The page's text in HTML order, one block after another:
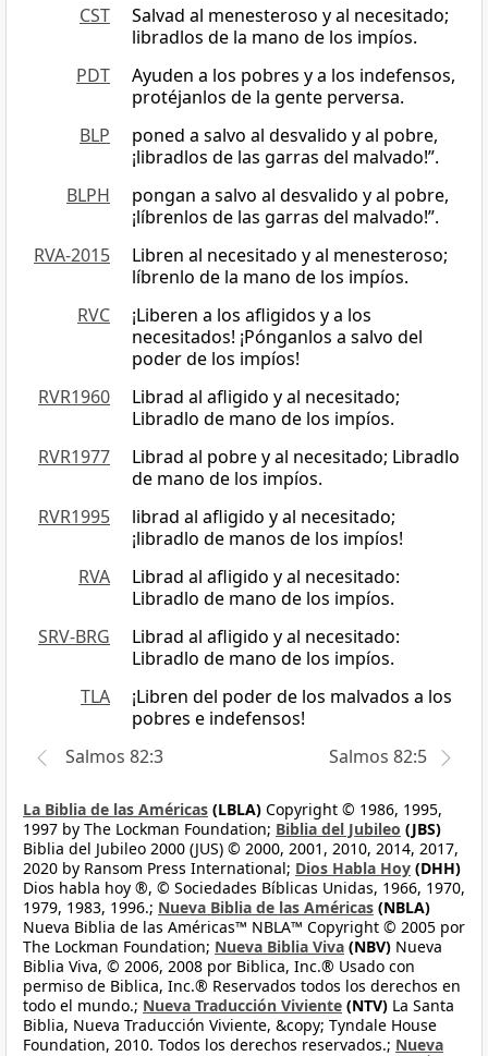
CST
Salvad al menesteroso y al necesitado;
libradlos de la mano de los impíos.
PDT
Ayuden a los pobres y a los indefensos,
protéjanlos de la gente perversa.
BLP
poned a salvo al desvalido y al pobre,
¡libradlos de las garras del malvado!”.
BLPH
pongan a salvo al desvalido y al pobre,
¡líbrenlos de las garras del malvado!”.
RVA-2015
Libren al necesitado y al menesteroso;
líbrenlo de la mano de los impíos.
RVC
¡Liberen a los afligidos y a los
necesitados! ¡Pónganlos a salvo del
poder de los impíos!
RVR1960
Librad al afligido y al necesitado;
Libradlo de mano de los impíos.
RVR1977
Librad al pobre y al necesitado; Libradlo
de mano de los impíos.
RVR1995
librad al afligido y al necesitado;
¡libradlo de manos de los impíos!
RVA
Librad al afligido y al necesitado:
Libradlo de mano de los impíos.
SRV-BRG
Librad al afligido y al necesitado:
Libradlo de mano de los impíos.
TLA
¡Libren del poder de los malvados a los
pobres e indefensos!
Salmos 82:3
Salmos 82:5
La Biblia de las Américas (LBLA) Copyright © 1986, 1995,
1997 by The Lockman Foundation; Biblia del Jubileo (JBS)
Biblia del Jubileo 2000 (JUS) © 2000, 2001, 2010, 2014, 2017,
2020 by Ransom Press International; Dios Habla Hoy (DHH)
Dios habla hoy ®, © Sociedades Bíblicas Unidas, 1966, 1970,
1979, 1983, 1996.; Nueva Biblia de las Américas (NBLA)
Nueva Biblia de las Américas™ NBLA™ Copyright © 2005 por
The Lockman Foundation; Nueva Biblia Viva (NBV) Nueva
Biblia Viva, © 2006, 2008 por Biblica, Inc.® Usado con
permiso de Biblica, Inc.® Reservados todos los derechos en
todo el mundo.; Nueva Traducción Viviente (NTV) La Santa
Biblia, Nueva Traducción Viviente, &copy; Tyndale House
Foundation, 2010. Todos los derechos reservados.; Nueva